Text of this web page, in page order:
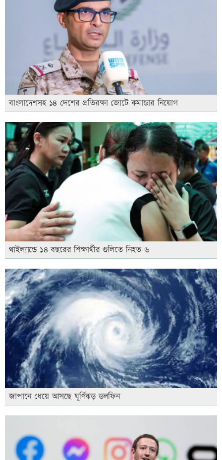
বাংলাদেশসহ ১৪ দেশের প্রতিরক্ষা জোটে কমান্ডার নিয়োগ
থাইল্যান্ডে ১৪ বছরের শিক্ষার্থীর গুলিতে নিহত ৬
জাপানে ধেয়ে আসছে ঘূর্ণিঝড় ডলফিন